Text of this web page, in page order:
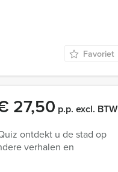
Favoriet
27,50 p.p. excl. BTW
ontdekt u de stad op
verhalen en